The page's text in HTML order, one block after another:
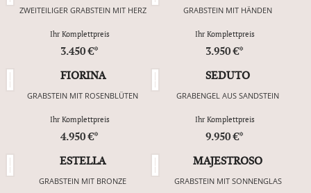
ZWEITEILIGER GRABSTEIN MIT HERZ
Ihr Komplettpreis
3.450 €*
GRABSTEIN MIT HÄNDEN
Ihr Komplettpreis
3.950 €*
FIORINA
GRABSTEIN MIT ROSENBLÜTEN
Ihr Komplettpreis
4.950 €*
SEDUTO
GRABENGEL AUS SANDSTEIN
Ihr Komplettpreis
9.950 €*
ESTELLA
GRABSTEIN MIT BRONZE
MAJESTROSO
GRABSTEIN MIT SONNENGLAS